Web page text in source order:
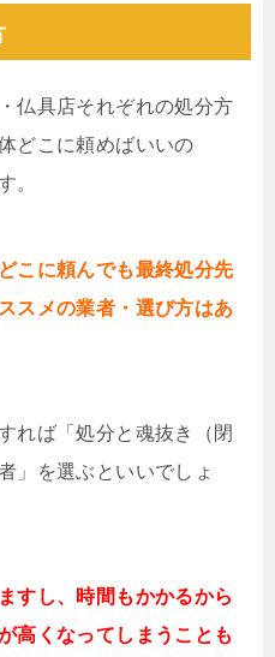
仏具店それぞれの処分方
どこに頼めばいいの
。
どこに頼んでも最終処分先
スメの業者・選び方はあ
れば「処分と魂抜き（閉
」を選ぶといいでしょ
すし、時間もかかるから
高くなってしまうことも